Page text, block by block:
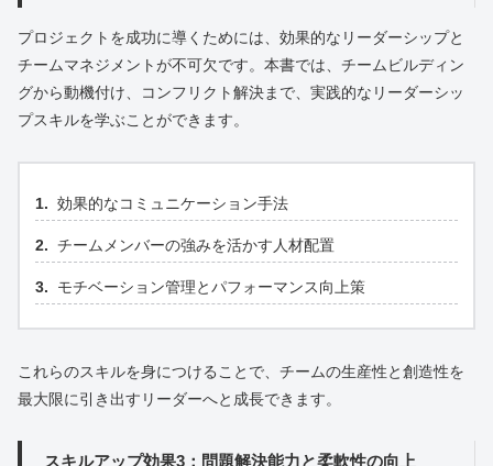
プロジェクトを成功に導くためには、効果的なリーダーシップと
チームマネジメントが不可欠です。本書では、チームビルディン
グから動機付け、コンフリクト解決まで、実践的なリーダーシッ
プスキルを学ぶことができます。
効果的なコミュニケーション手法
チームメンバーの強みを活かす人材配置
モチベーション管理とパフォーマンス向上策
これらのスキルを身につけることで、チームの生産性と創造性を
最大限に引き出すリーダーへと成長できます。
スキルアップ効果3：問題解決能力と柔軟性の向上